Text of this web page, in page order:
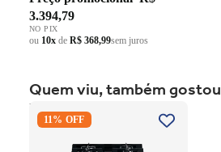
3.394,79
NO PIX
ou 10x de R$ 368,99sem juros
Quem viu, também gostou
Fogão 4 Bocas Brastemp de
Embutir BYO4XAE Mesa
11% OFF